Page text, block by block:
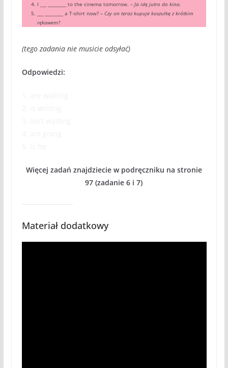
I ___ _________ to the cinema tomorrow. –Ja idę jutro do kina.
___ _________ a T-shirt now?– Czy on teraz kupuje koszulkę z krótkim
rękawem?
(tego zadania nie musicie odsyłać)
Odpowiedzi:
Więcej zadań znajdziecie w podręczniku na stronie
97 (zadanie 6 i 7)
Materiał dodatkowy